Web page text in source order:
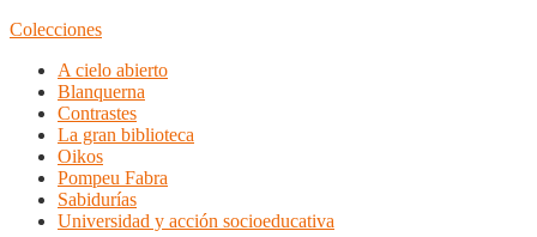
Colecciones
A cielo abierto
Blanquerna
Contrastes
La gran biblioteca
Oikos
Pompeu Fabra
Sabidurías
Universidad y acción socioeducativa